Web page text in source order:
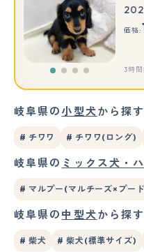
価格:
3時間
岐阜県の 小型犬から探す
# チワワ # チワワ(ロング)
岐阜県の ミックス犬・
# マルプー(マルチーズ×プー
岐阜県の 中型犬から探す
# 柴犬 # 柴犬(標準サイズ)